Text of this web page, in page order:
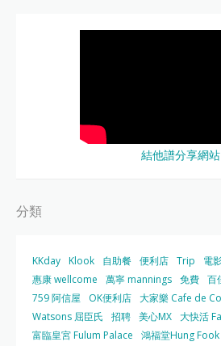
結他譜分享網站
分類
KKday Klook 自助餐 便利店 Trip 電
惠康 wellcome
萬寧 mannings 免費 百
759 阿信屋
OK便利店 大家樂 Cafe de
Watsons 屈臣氏
招聘 美心MX 大快活
富臨皇宮 Fulum Palace
鴻福堂Hung